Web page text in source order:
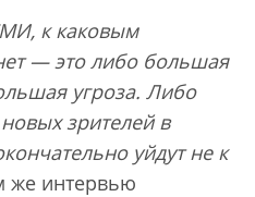
к каковым
— это либо большая
угроза. Либо
зрителей в
уйдут не к
же интервью